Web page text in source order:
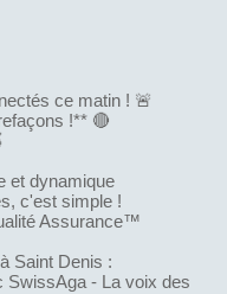
ce matin ! 🚨
!** 🔴
et dynamique
c'est simple !
Assurance™
Saint Denis :
SwissAga - La voix des